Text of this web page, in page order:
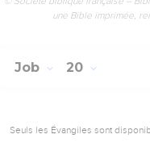
une Bible imprimée,
Job 20
Seuls les Évangiles sont